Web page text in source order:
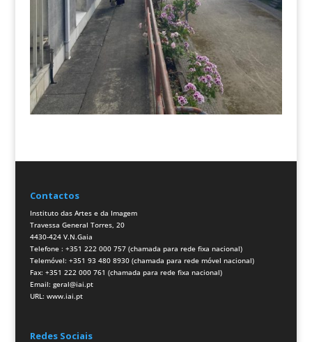
Contactos
Instituto das Artes e da Imagem
Travessa General Torres, 20
4430-424 V.N.Gaia
Telefone : +351 222 000 757 (chamada para rede fixa nacional)
Telemóvel: +351 93 480 8930 (chamada para rede móvel nacional)
Fax: +351 222 000 761 (chamada para rede fixa nacional)
Email: geral@iai.pt
URL: www.iai.pt
Redes Sociais